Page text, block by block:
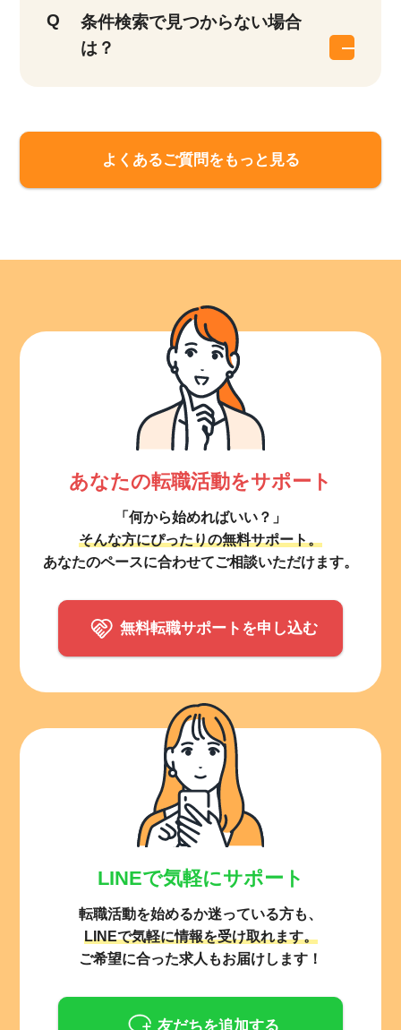
条件検索で見つからない場合
は？
よくあるご質問をもっと見る
あなたの転職活動をサポート
「何から始めればいい？」
そんな方にぴったりの無料サポート。
あなたのペースに合わせてご相談いただけます。
無料転職サポートを申し込む
LINEで気軽にサポート
転職活動を始めるか迷っている方も、
LINEで気軽に情報を受け取れます。
ご希望に合った求人もお届けします！
友だちを追加する
該当件数
9,858 件
他の条件を選択